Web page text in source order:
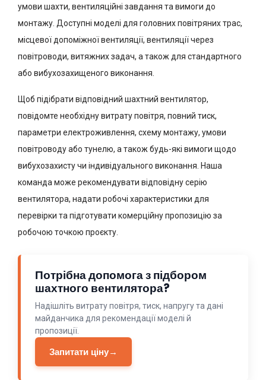
умови шахти, вентиляційні завдання та вимоги до
монтажу. Доступні моделі для головних повітряних трас,
місцевої допоміжної вентиляції, вентиляції через
повітроводи, витяжних задач, а також для стандартного
або вибухозахищеного виконання.
Щоб підібрати відповідний шахтний вентилятор,
повідомте необхідну витрату повітря, повний тиск,
параметри електроживлення, схему монтажу, умови
повітроводу або тунелю, а також будь-які вимоги щодо
вибухозахисту чи індивідуального виконання. Наша
команда може рекомендувати відповідну серію
вентилятора, надати робочі характеристики для
перевірки та підготувати комерційну пропозицію за
робочою точкою проєкту.
Потрібна допомога з підбором
шахтного вентилятора?
Надішліть витрату повітря, тиск, напругу та дані
майданчика для рекомендації моделі й
пропозиції.
Запитати ціну→